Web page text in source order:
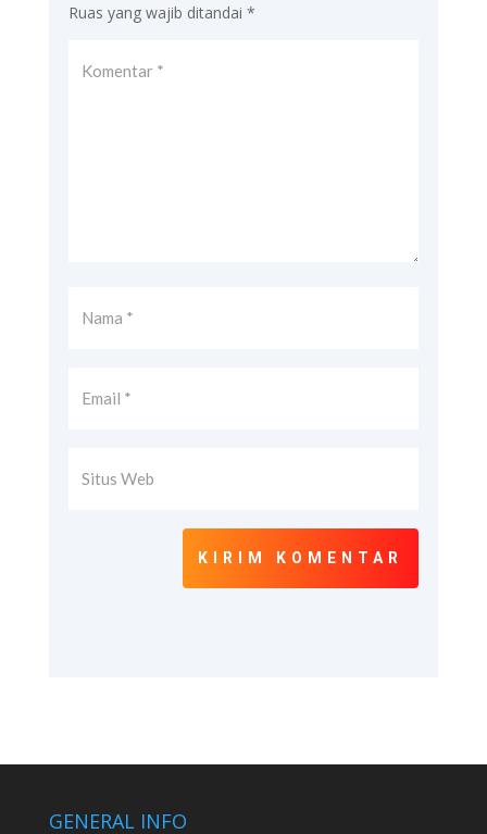
Ruas yang wajib ditandai *
KIRIM KOMENTAR
GENERAL INFO